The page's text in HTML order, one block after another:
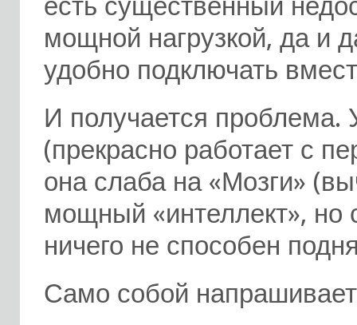
мощной нагрузкой, да и
удобно подключать
И получается проблема.
(прекрасно работает с
она слаба на «Мозги»
мощный «интеллект», но
ничего не способен
Само собой